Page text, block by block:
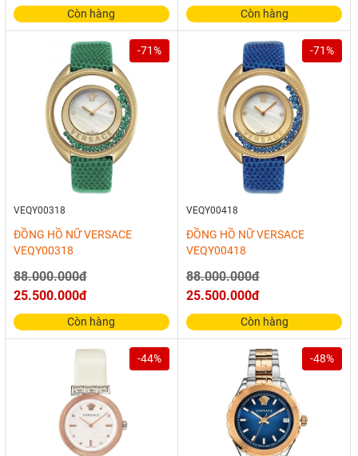
Còn hàng Còn hàng
-71%
VEQY00318
ĐỒNG HỒ NỮ VERSACE
VEQY00318
88.000.000đ
25.500.000đ
Còn hàng
-71%
VEQY00418
ĐỒNG HỒ NỮ VERSACE
VEQY00418
88.000.000đ
25.500.000đ
Còn hàng
-44% -48%